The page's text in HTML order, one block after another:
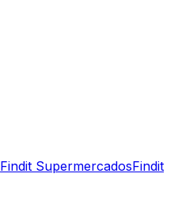
Findit SupermercadosFindit